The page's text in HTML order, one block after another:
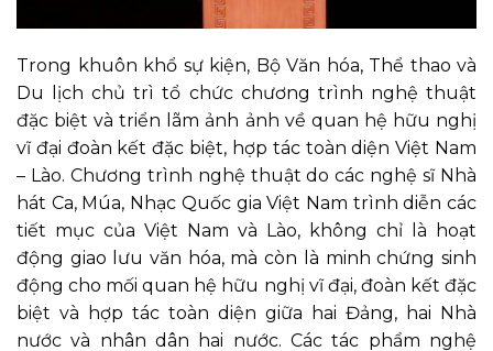
Trong khuôn khổ sự kiện, Bộ Văn hóa, Thể thao và
Du lịch chủ trì tổ chức chương trình nghệ thuật
đặc biệt và triển lãm ảnh ảnh về quan hệ hữu nghị
vĩ đại đoàn kết đặc biệt, hợp tác toàn diện Việt Nam
– Lào. Chương trình nghệ thuật do các nghệ sĩ Nhà
hát Ca, Múa, Nhạc Quốc gia Việt Nam trình diễn các
tiết mục của Việt Nam và Lào, không chỉ là hoạt
động giao lưu văn hóa, mà còn là minh chứng sinh
động cho mối quan hệ hữu nghị vĩ đại, đoàn kết đặc
biệt và hợp tác toàn diện giữa hai Đảng, hai Nhà
nước và nhân dân hai nước. Các tác phẩm nghệ